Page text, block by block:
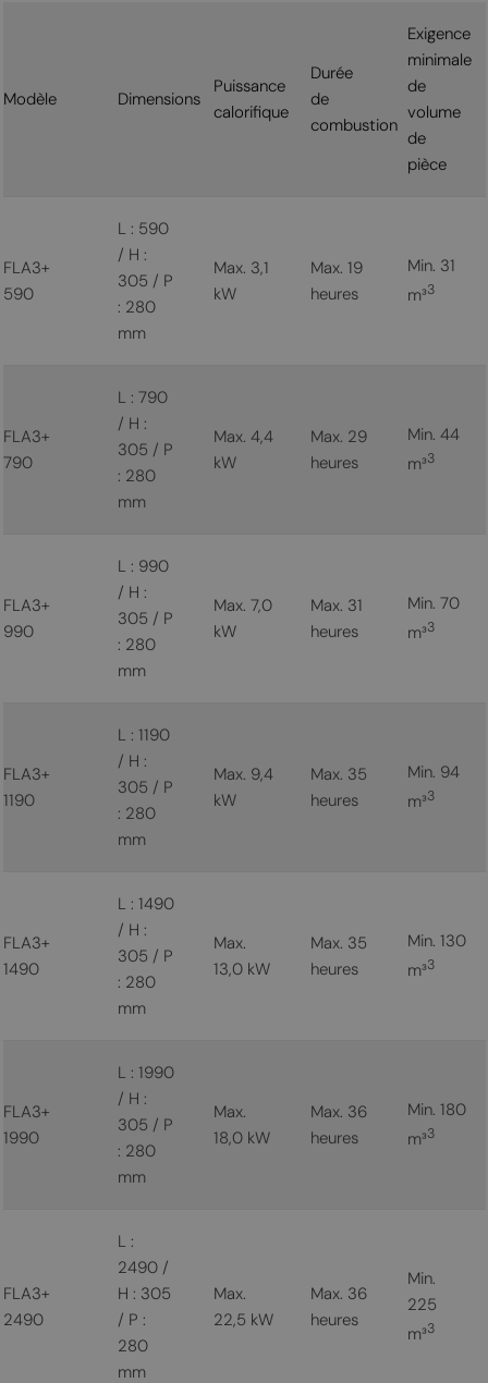
Modèle Dimensions
Puissance
calorifique
Durée
de
combustion
Exigence
minimale
de
volume
de
pièce
FLA3+
590
L : 590
/ H :
305 / P
: 280
mm
Max. 3,1
kW
Max. 19
heures
Min. 31
m³3
FLA3+
790
L : 790
/ H :
305 / P
: 280
mm
Max. 4,4
kW
Max. 29
heures
Min. 44
m³3
FLA3+
990
L : 990
/ H :
305 / P
: 280
mm
Max. 7,0
kW
Max. 31
heures
Min. 70
m³3
FLA3+
1190
L : 1190
/ H :
305 / P
: 280
mm
Max. 9,4
kW
Max. 35
heures
Min. 94
m³3
FLA3+
1490
L : 1490
/ H :
305 / P
: 280
mm
Max.
13,0 kW
Max. 35
heures
Min. 130
m³3
FLA3+
1990
L : 1990
/ H :
305 / P
: 280
mm
Max.
18,0 kW
Max. 36
heures
Min. 180
m³3
FLA3+
2490
L :
2490 /
H : 305
/ P :
280
mm
Max.
22,5 kW
Max. 36
heures
Min.
225
m³3